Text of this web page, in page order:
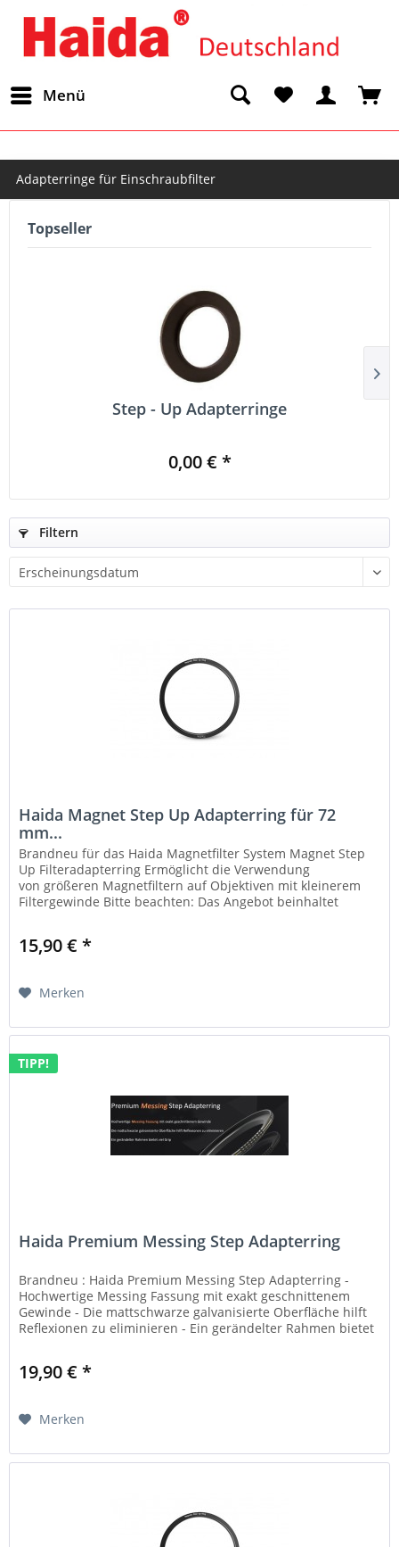
Menü
Adapterringe für Einschraubfilter
Topseller
Step - Up Adapterringe
0,00 € *
Filtern
Haida Magnet Step Up Adapterring für 72
mm...
Brandneu für das Haida Magnetfilter System Magnet Step
Up Filteradapterring Ermöglicht die Verwendung
von größeren Magnetfiltern auf Objektiven mit kleinerem
Filtergewinde Bitte beachten: Das Angebot beinhaltet
15,90 € *
Merken
TIPP!
Haida Premium Messing Step Adapterring
Brandneu : Haida Premium Messing Step Adapterring -
Hochwertige Messing Fassung mit exakt geschnittenem
Gewinde - Die mattschwarze galvanisierte Oberfläche hilft
Reflexionen zu eliminieren - Ein gerändelter Rahmen bietet
19,90 € *
Merken